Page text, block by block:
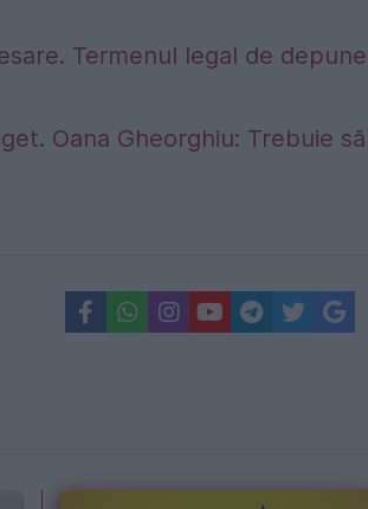
Termenul legal de
Oana Gheorghiu: Trebuie să